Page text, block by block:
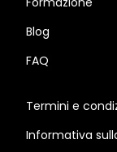
Blog
FAQ
Termini e
Informativa